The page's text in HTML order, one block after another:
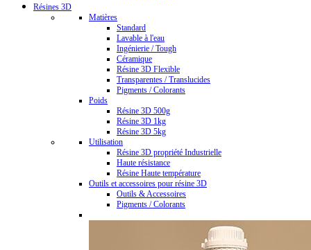
Résines 3D
Matières
Standard
Lavable à l'eau
Ingénierie / Tough
Céramique
Résine 3D Flexible
Transparentes / Translucides
Pigments / Colorants
Poids
Résine 3D 500g
Résine 3D 1kg
Résine 3D 5kg
Utilisation
Résine 3D propriété Industrielle
Haute résistance
Résine Haute température
Outils et accessoires pour résine 3D
Outils & Accessoires
Pigments / Colorants